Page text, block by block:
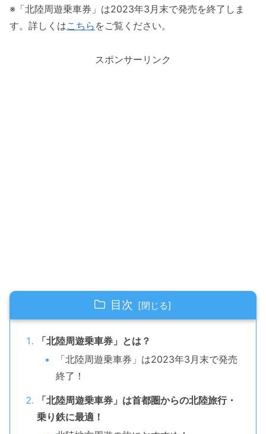
※「北陸周遊乗車券」は2023年3月末で発売を終了しま
す。詳しくはこちら をご覧ください。
スポンサーリンク
目次
「北陸周遊乗車券」とは？
「北陸周遊乗車券」は2023年3月末で発売
終了！
「北陸周遊乗車券」は首都圏からの北陸旅行・
乗り鉄に最適！